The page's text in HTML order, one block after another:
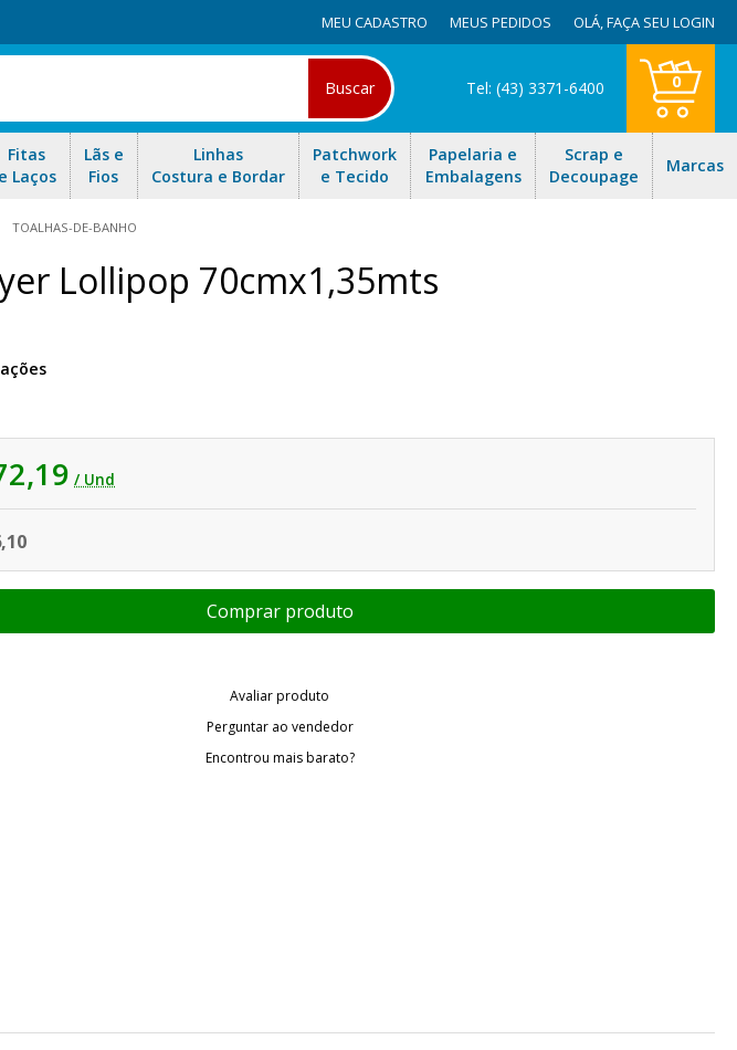
MEU CADASTRO MEUS PEDIDOS OLÁ,FAÇA SEU LOGIN
Buscar Tel: (43) 3371-6400 0
Fitas
e Laços
Lãs e
Fios
Linhas
Costura e Bordar
Patchwork
e Tecido
Papelaria e
Embalagens
Scrap e
Decoupage
Marcas
TOALHAS-DE-BANHO
Lollipop 70cmx1,35mts
/ Und
Avaliar produto
Perguntar ao vendedor
Encontrou mais barato?